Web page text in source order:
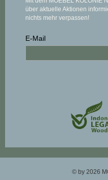
über aktuelle Aktionen
nichts mehr verpassen!
E-Mail
© by 2026